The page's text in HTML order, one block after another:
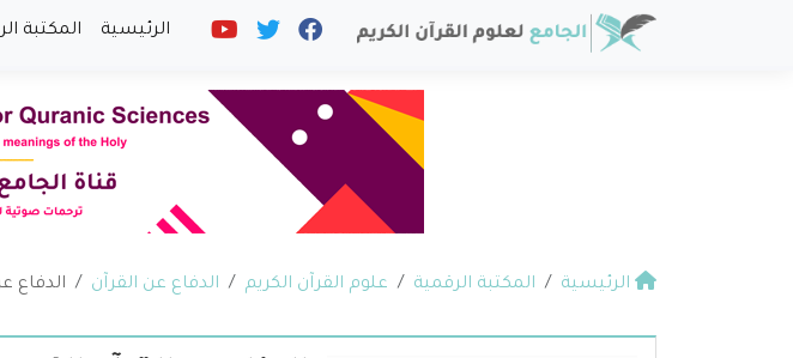
الرئيسية المكتبة
الرئيسية المكتبة الرقمية علوم القرآن الكريم الدفاع عن القرآن الدفاع